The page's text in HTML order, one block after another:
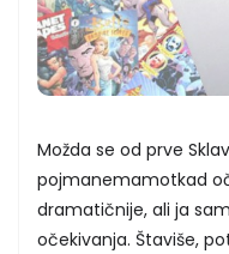
Možda se od prve
pojmanemamotkad
dramatičnije, ali ja
očekivanja. Štaviše,